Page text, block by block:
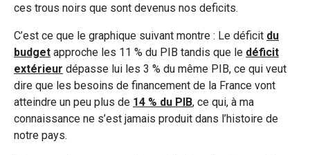
ces trous noirs que sont devenus nos deficits.
C’est ce que le graphique suivant montre : Le déficit du
budget approche les 11 % du PIB tandis que le déficit
extérieur dépasse lui les 3 % du même PIB, ce qui veut
dire que les besoins de financement de la France vont
atteindre un peu plus de 14 % du PIB, ce qui, à ma
connaissance ne s’est jamais produit dans l’histoire de
notre pays.